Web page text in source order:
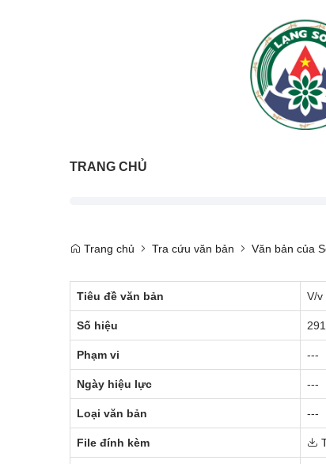
TRANG CHỦ
Trang chủ Tra cứu văn bản Văn bản của
Tiêu đề văn bản V/v
Số hiệu
Phạm vi ---
Ngày hiệu lực ---
Loại văn bản ---
File đính kèm